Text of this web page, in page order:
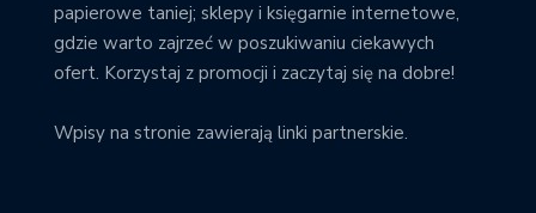
papierowe taniej; sklepy i księgarnie internetowe,
gdzie warto zajrzeć w poszukiwaniu ciekawych
ofert. Korzystaj z promocji i zaczytaj się na dobre!
Wpisy na stronie zawierają linki partnerskie.